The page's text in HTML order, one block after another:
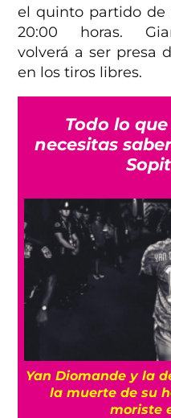
el quinto partido de
20:00 horas.
volverá a ser presa
en los tiros libres.
Todo lo
necesitas
Yan Diomande y la
la muerte de su
moriste